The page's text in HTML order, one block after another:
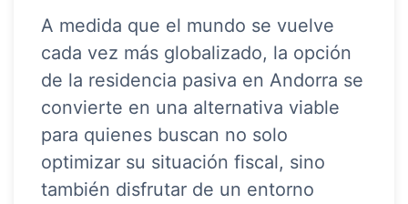
A medida que el mundo se vuelve
cada vez más globalizado, la opción
de la residencia pasiva en Andorra se
convierte en una alternativa viable
para quienes buscan no solo
optimizar su situación fiscal, sino
también disfrutar de un entorno